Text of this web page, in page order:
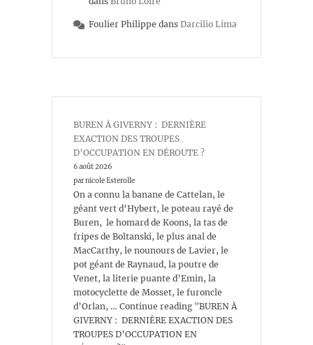
Foulier Philippe dans Darcilio Lima
BUREN À GIVERNY : DERNIÈRE
EXACTION DES TROUPES
D’OCCUPATION EN DÉROUTE ?
6 août 2026
par nicole Esterolle
On a connu la banane de Cattelan, le
géant vert d’Hybert, le poteau rayé de
Buren, le homard de Koons, la tas de
fripes de Boltanski, le plus anal de
MacCarthy, le nounours de Lavier, le
pot géant de Raynaud, la poutre de
Venet, la literie puante d’Emin, la
motocyclette de Mosset, le furoncle
d’Orlan, … Continue reading "BUREN À
GIVERNY : DERNIÈRE EXACTION DES
TROUPES D’OCCUPATION EN